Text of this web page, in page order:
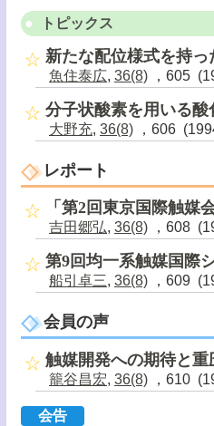
トピックス
新たな配位様式を持
魚住泰広, 36(8) ，605
分子状酸素を用いる酸
大野充, 36(8) ，606
レポート
「第2回東京国際触媒
吉田郷弘, 36(8) ，608
第9回均一系触媒国際
船引卓三, 36(8) ，609
会員の声
触媒開発への期待と重
籠谷昌宏, 36(8) ，610
会告